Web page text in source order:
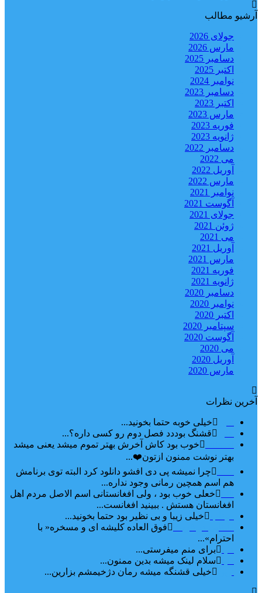
آرشیو مطالب
جولای 2026
مارس 2026
دسامبر 2025
اکتبر 2025
نوامبر 2024
دسامبر 2023
اکتبر 2023
مارس 2023
فوریه 2023
ژانویه 2023
دسامبر 2022
می 2022
آوریل 2022
مارس 2022
نوامبر 2021
آگوست 2021
جولای 2021
ژوئن 2021
می 2021
آوریل 2021
مارس 2021
فوریه 2021
ژانویه 2021
دسامبر 2020
نوامبر 2020
اکتبر 2020
سپتامبر 2020
آگوست 2020
می 2020
آوریل 2020
مارس 2020
آخرین نظرات
خیلی خوبه حتما بخونید...
قشنگ بوددد فصل دوم رو کسی داره؟...
خوب بود کاش آخرش بهتر تموم میشد یعنی میشد
بهتر نوشت ممنون ازتون❤️...
چرا نمیشه پی دی افشو دانلود کرد البته توی برنامش
هم اسم همچین رمانی وجود نداره...
خعلی خوب بود ، ولی افغانستانی اسم الاصل مردم اهل
افغانستان هستش . ببینید افغانست...
خیلی زیبا و بی نظیر بود حتما بخونید...
فوق العاده کلیشه ای و مسخره« با
احترام»...
برای منم میفرستی...
سلام لینک میشه بدین ممنون...
خیلی قشنگه میشه رمان دژخیمشم بزارین...